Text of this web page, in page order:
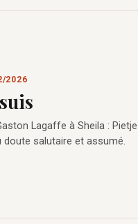
2026
Lagaffe à Sheila :
doute salutaire et assumé.